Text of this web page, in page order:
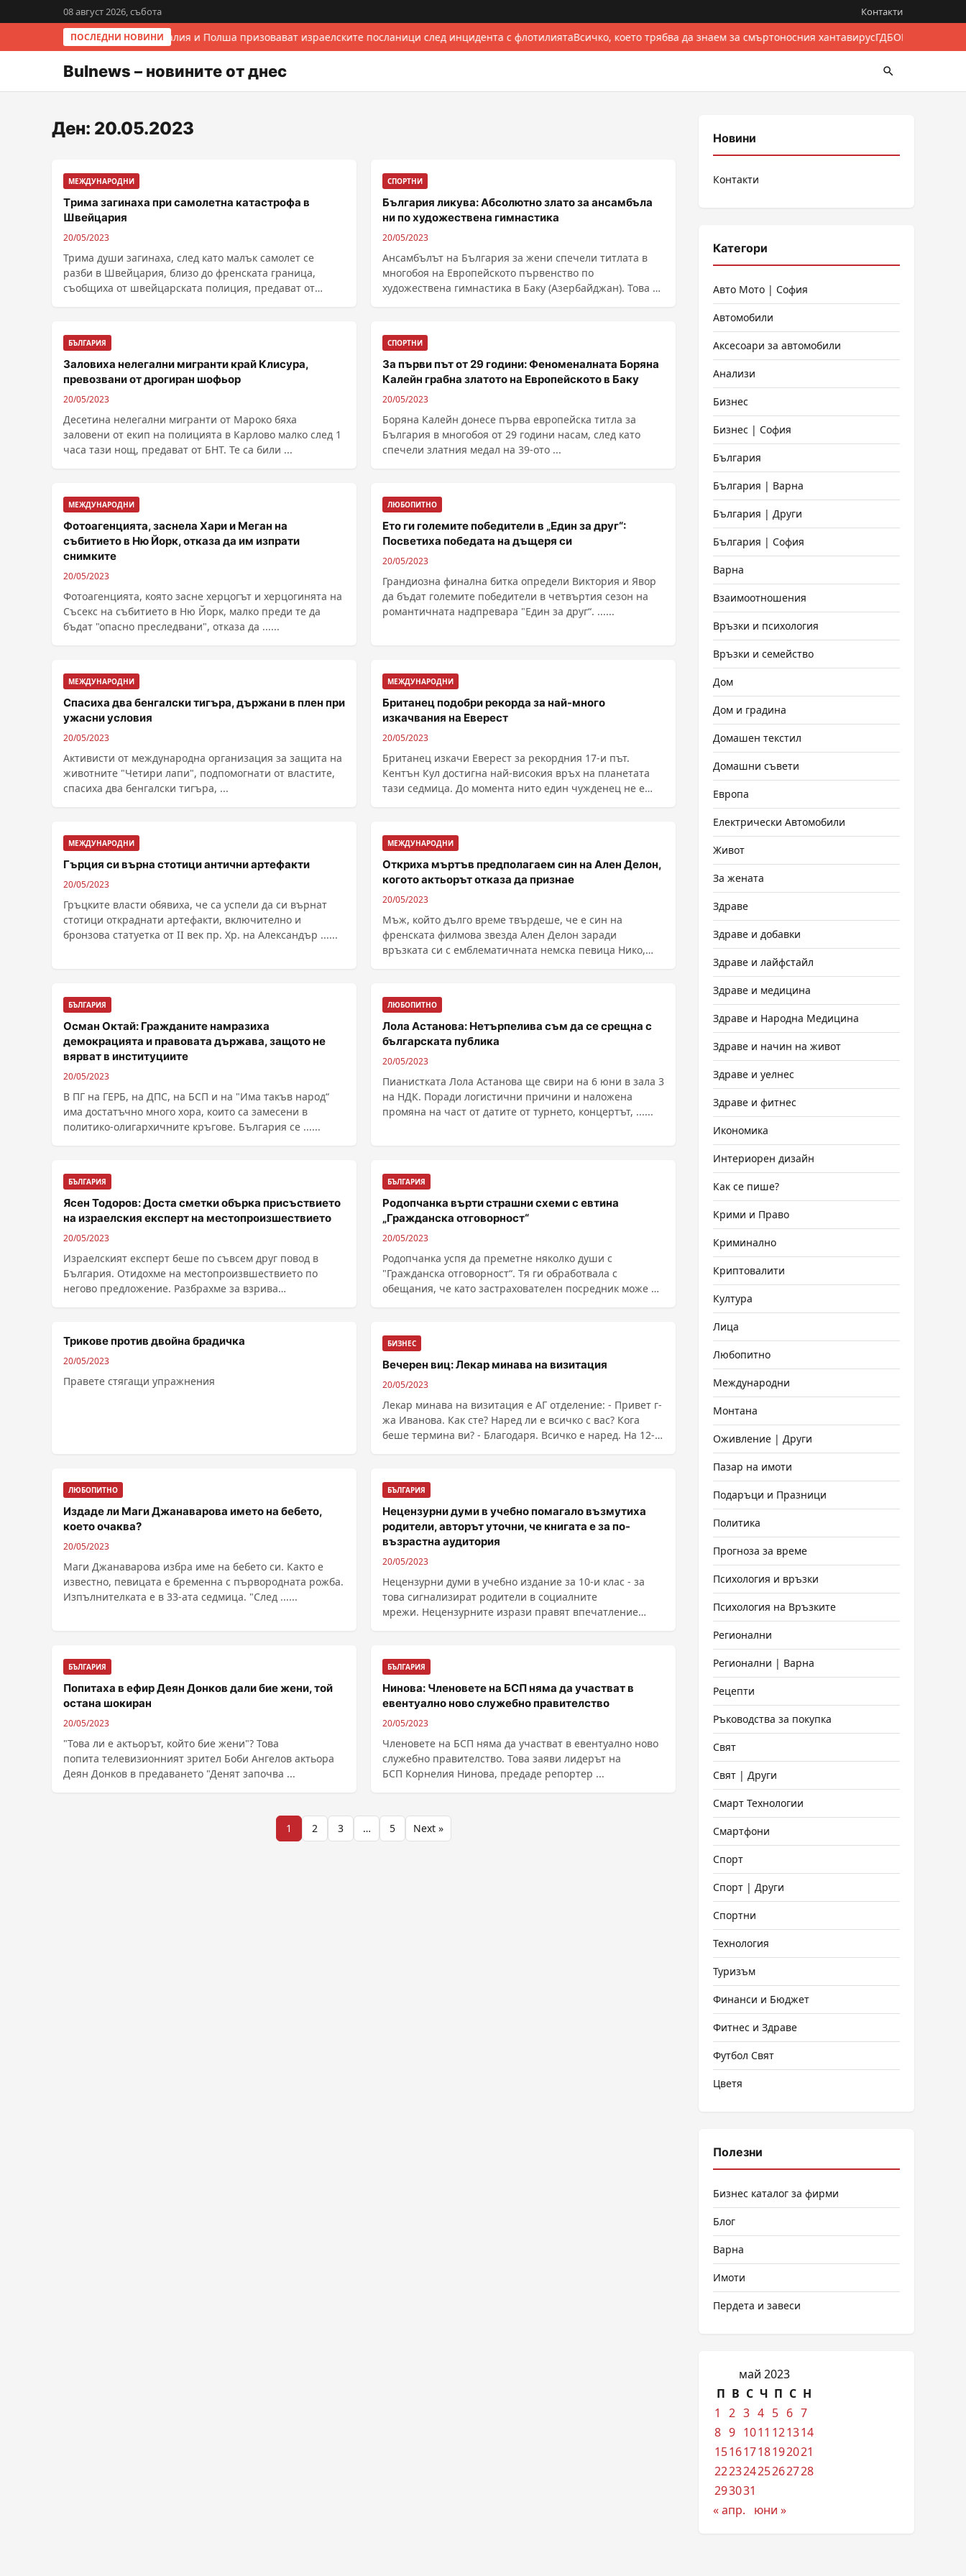
08 август 2026, събота Контакти
ПОСЛЕДНИ НОВИНИИталия и Полша призовават израелските посланици след инцидента с флотилиятаВсичко, което трябва да знаем за смъртоносния хантавирусГДБОП разби
Bulnews – новините от днес
Ден: 20.05.2023
МЕЖДУНАРОДНИ
Tрима загинаха при самолетна катастрофа в
Швейцария
20/05/2023
Трима души загинаха, след като малък самолет се
разби в Швейцария, близо до френската граница,
съобщиха от швейцарската полиция, предават от
СПОРТНИ
България ликува: Абсолютно злато за ансамбъла
ни по художествена гимнастика
20/05/2023
Ансамбълът на България за жени спечели титлата в
многобоя на Европейското първенство по
художествена гимнастика в Баку (Азербайджан). Това е
БЪЛГАРИЯ
Заловиха нелегални мигранти край Клисура,
превозвани от дрогиран шофьор
20/05/2023
Десетина нелегални мигранти от Мароко бяха
заловени от екип на полицията в Карлово малко след 1
часа тази нощ, предават от БНТ. Те са били ...
СПОРТНИ
За първи път от 29 години: Феноменалната Боряна
Калейн грабна златото на Европейското в Баку
20/05/2023
Боряна Калейн донесе първа европейска титла за
България в многобоя от 29 години насам, след като
спечели златния медал на 39-ото ...
МЕЖДУНАРОДНИ
Фотоагенцията, заснела Хари и Меган на
събитието в Ню Йорк, отказа да им изпрати
снимките
20/05/2023
Фотоагенцията, която засне херцогът и херцогинята на
Съсекс на събитието в Ню Йорк, малко преди те да
бъдат "опасно преследвани", отказа да ......
ЛЮБОПИТНО
Ето ги големите победители в „Един за друг“:
Посветиха победата на дъщеря си
20/05/2023
Грандиозна финална битка определи Виктория и Явор
да бъдат големите победители в четвъртия сезон на
романтичната надпревара "Един за друг“. ......
МЕЖДУНАРОДНИ
Спасиха два бенгалски тигъра, държани в плен при
ужасни условия
20/05/2023
Активисти от международна организация за защита на
животните "Четири лапи", подпомогнати от властите,
спасиха два бенгалски тигъра, ...
МЕЖДУНАРОДНИ
Британец подобри рекорда за най-много
изкачвания на Еверест
20/05/2023
Британец изкачи Еверест за рекордния 17-и път.
Кентън Кул достигна най-високия връх на планетата
тази седмица. До момента нито един чужденец не е
МЕЖДУНАРОДНИ
Гърция си върна стотици антични артефакти
20/05/2023
Гръцките власти обявиха, че са успели да си върнат
стотици откраднати артефакти, включително и
бронзова статуетка от II век пр. Хр. на Александър ......
МЕЖДУНАРОДНИ
Откриха мъртъв предполагаем син на Ален Делон,
когото актьорът отказа да признае
20/05/2023
Мъж, който дълго време твърдеше, че е син на
френската филмова звезда Ален Делон заради
връзката си с емблематичната немска певица Нико,
БЪЛГАРИЯ
Осман Октай: Гражданите намразиха
демокрацията и правовата държава, защото не
вярват в институциите
20/05/2023
В ПГ на ГЕРБ, на ДПС, на БСП и на "Има такъв народ“
има достатъчно много хора, които са замесени в
политико-олигархичните кръгове. България се ......
ЛЮБОПИТНО
Лола Астанова: Нетърпелива съм да се срещна с
българската публика
20/05/2023
Пианистката Лола Астанова ще свири на 6 юни в зала 3
на НДК. Поради логистични причини и наложена
промяна на част от датите от турнето, концертът, ......
БЪЛГАРИЯ
Ясен Тодоров: Доста сметки обърка присъствието
на израелския експерт на местопроизшествието
20/05/2023
Израелският експерт беше по съвсем друг повод в
България. Отидохме на местопроизвшествието по
негово предложение. Разбрахме за взрива
БЪЛГАРИЯ
Родопчанка върти страшни схеми с евтина
„Гражданска отговорност“
20/05/2023
Родопчанка успя да преметне няколко души с
"Гражданска отговорност“. Тя ги обработвала с
обещания, че като застрахователен посредник може да
Трикове против двойна брадичка
20/05/2023
Правете стягащи упражнения
БИЗНЕС
Вечерен виц: Лекар минава на визитация
20/05/2023
Лекар минава на визитация е АГ отделение: - Привет г-
жа Иванова. Как сте? Наред ли е всичко с вас? Кога
беше термина ви? - Благодаря. Всичко е наред. На 12-
ЛЮБОПИТНО
Издаде ли Маги Джанаварова името на бебето,
което очаква?
20/05/2023
Маги Джанаварова избра име на бебето си. Както е
известно, певицата е бременна с първородната рожба.
Изпълнителката е в 33-ата седмица. "След ......
БЪЛГАРИЯ
Нецензурни думи в учебно помагало възмутиха
родители, авторът уточни, че книгата е за по-
възрастна аудитория
20/05/2023
Нецензурни думи в учебно издание за 10-и клас - за
това сигнализират родители в социалните
мрежи. Нецензурните изрази правят впечатление
БЪЛГАРИЯ
Попитаха в ефир Деян Донков дали бие жени, той
остана шокиран
20/05/2023
"Това ли е актьорът, който бие жени"? Това
попита телевизионният зрител Боби Ангелов актьора
Деян Донков в предаването "Денят започва ...
БЪЛГАРИЯ
Нинова: Членовете на БСП няма да участват в
евентуално ново служебно правителство
20/05/2023
Членовете на БСП няма да участват в евентуално ново
служебно правителство. Това заяви лидерът на
БСП Корнелия Нинова, предаде репортер ...
1 2 3 … 5 Next »
Новини
Контакти
Категори
Авто Мото | София
Автомобили
Аксесоари за автомобили
Анализи
Бизнес
Бизнес | София
България
България | Варна
България | Други
България | София
Варна
Взаимоотношения
Връзки и психология
Връзки и семейство
Дом
Дом и градина
Домашен текстил
Домашни съвети
Европа
Електрически Автомобили
Живот
За жената
Здраве
Здраве и добавки
Здраве и лайфстайл
Здраве и медицина
Здраве и Народна Медицина
Здраве и начин на живот
Здраве и уелнес
Здраве и фитнес
Икономика
Интериорен дизайн
Как се пише?
Крими и Право
Криминално
Криптовалити
Култура
Лица
Любопитно
Международни
Монтана
Оживление | Други
Пазар на имоти
Подаръци и Празници
Политика
Прогноза за време
Психология и връзки
Психология на Връзките
Регионални
Регионални | Варна
Рецепти
Ръководства за покупка
Свят
Свят | Други
Смарт Технологии
Смартфони
Спорт
Спорт | Други
Спортни
Технология
Туризъм
Финанси и Бюджет
Фитнес и Здраве
Футбол Свят
Цветя
Полезни
Бизнес каталог за фирми
Блог
Варна
Имоти
Пердета и завеси
май 2023
П В С Ч П С Н
1
2 3 4 5 6 7
8 9 1011 121314
15161718192021
22232425262728
293031
« апр.
юни »